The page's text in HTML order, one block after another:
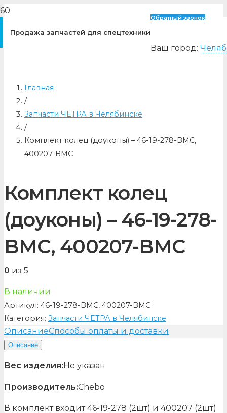
Продажа запчастей для спецтехники
Обратный звонок
Ваш город:
Главная
/
Запчасти ЧЕТРА в Челябинске
/
Комплект колец (доуконы) – 46-19-278-BMC,
400207-BMC
Комплект колец
(доуконы) – 46-19-278-
BMC, 400207-BMC
0 из 5
В наличии
Артикул: 46-19-278-BMC, 400207-BMC
Категория: Запчасти ЧЕТРА в Челябинске
ОписаниеСпособы оплаты и доставки
Описание
Вес изделия:Не указан
Производитель:Chebo
В комплект входит 46-19-278 (2шт) и 400207 (2шт)